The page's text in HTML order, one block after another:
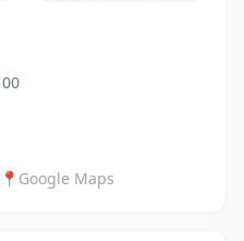
📍 Google Maps